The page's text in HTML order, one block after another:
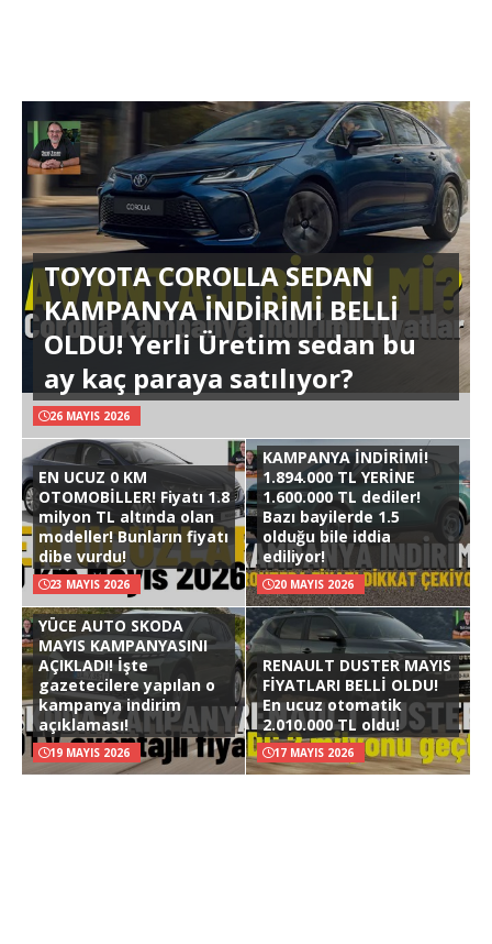
TOYOTA COROLLA SEDAN
KAMPANYA İNDİRİMİ BELLİ
OLDU! Yerli Üretim sedan bu
ay kaç paraya satılıyor?
26 MAYIS 2026
EN UCUZ 0 KM
OTOMOBİLLER! Fiyatı 1.8
milyon TL altında olan
modeller! Bunların fiyatı
dibe vurdu!
23 MAYIS 2026
KAMPANYA İNDİRİMİ!
1.894.000 TL YERİNE
1.600.000 TL dediler!
Bazı bayilerde 1.5
olduğu bile iddia
ediliyor!
20 MAYIS 2026
YÜCE AUTO SKODA
MAYIS KAMPANYASINI
AÇIKLADI! İşte
gazetecilere yapılan o
kampanya indirim
açıklaması!
19 MAYIS 2026
RENAULT DUSTER MAYIS
FİYATLARI BELLİ OLDU!
En ucuz otomatik
2.010.000 TL oldu!
17 MAYIS 2026